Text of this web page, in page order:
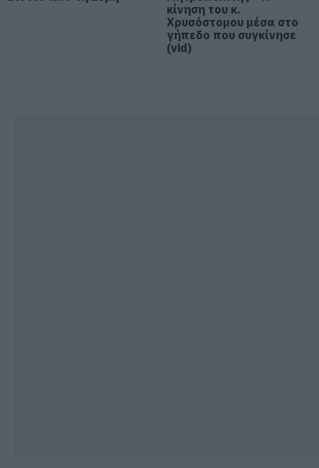
αναψυκτικά
κίνηση του κ.
Χρυσόστομου μέσα στο
γήπεδο που συγκίνησε
(vid)